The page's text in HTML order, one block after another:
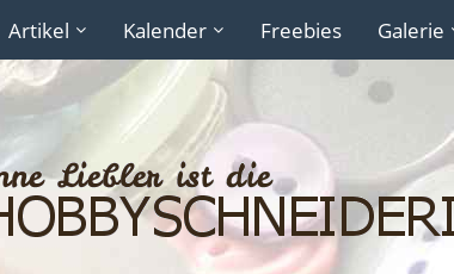
Artikel Kalender Freebies Galerie